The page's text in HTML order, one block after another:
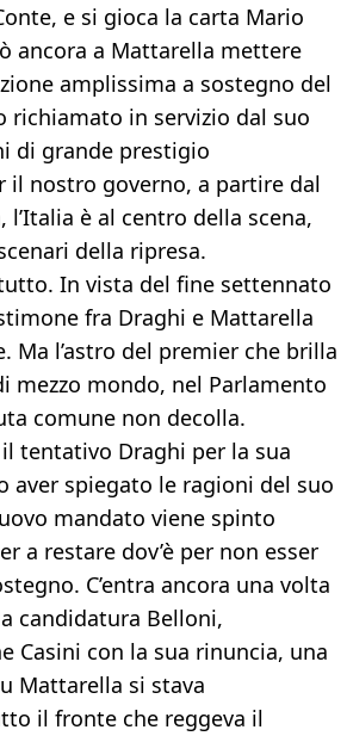
e si gioca la carta Mario
ancora a Mattarella mettere
amplissima a sostegno del
richiamato in servizio dal suo
di grande prestigio
il nostro governo, a partire dal
l’Italia è al centro della scena,
della ripresa.
In vista del fine settennato
fra Draghi e Mattarella
Ma l’astro del premier che brilla
mezzo mondo, nel Parlamento
comune non decolla.
tentativo Draghi per la sua
aver spiegato le ragioni del suo
mandato viene spinto
a restare dov’è per non esser
C’entra ancora una volta
candidatura Belloni,
Casini con la sua rinuncia, una
Mattarella si stava
il fronte che reggeva il